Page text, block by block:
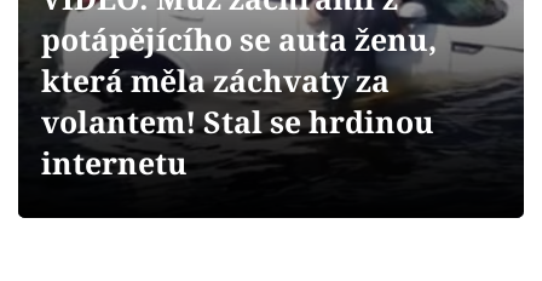
Videa
Sledujte prima+
potápějícího se auta ženu,
která měla záchvaty za
volantem! Stal se hrdinou
internetu